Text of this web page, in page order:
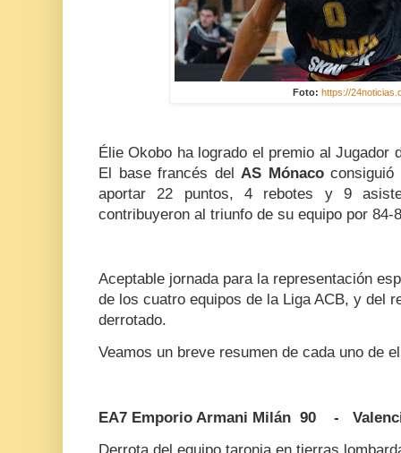
Foto: https://
Élie Okobo ha logrado el premio al Jugador
El base francés delAS Mónaco
aportar 22 puntos, 4 rebotes y 9
contribuyeron al triunfo de su equipo por
Aceptable jornada para la representación
de los cuatro equipos de la Liga ACB, y del
derrotado.
Veamos un breve resumen de cada uno de
EA7 Emporio Armani Milán 90 -